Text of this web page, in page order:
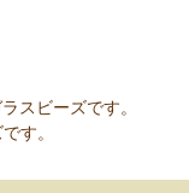
スビーズです。
す。